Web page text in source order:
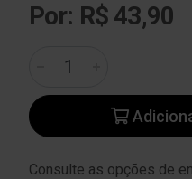
Por: R$ 43,90
Consulte as opções de